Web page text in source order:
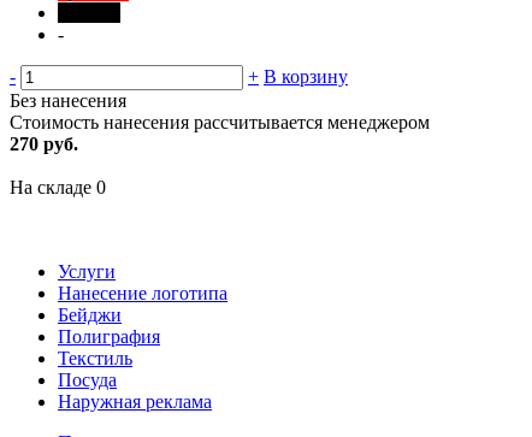
-
- + В корзину
Без нанесения
Стоимость нанесения рассчитывается менеджером
270 руб.
На складе 0
Услуги
Нанесение логотипа
Бейджи
Полиграфия
Текстиль
Посуда
Наружная реклама